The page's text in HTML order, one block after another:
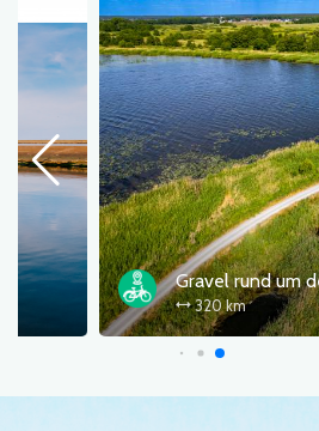
Gravel rund um den
320 km